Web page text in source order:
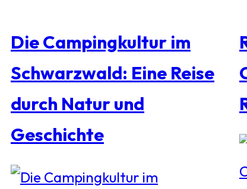
Die Campingkultur im
Schwarzwald: Eine Reise
durch Natur und
Geschichte